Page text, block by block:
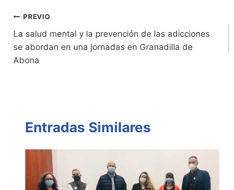
n
dl
y
k p
o
k
Navegación
de
entradas
PREVIO
La salud mental y la prevención de las adicciones
se abordan en una jornadas en Granadilla de
Abona
Entradas Similares